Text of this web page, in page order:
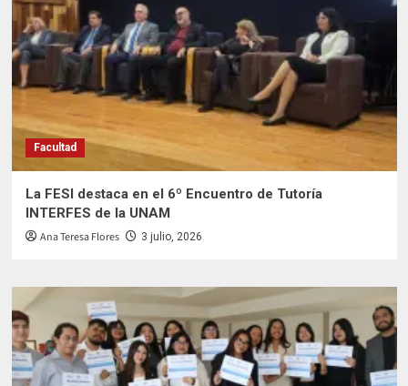
Facultad
La FESI destaca en el 6º Encuentro de Tutoría
INTERFES de la UNAM
Ana Teresa Flores 3 julio, 2026